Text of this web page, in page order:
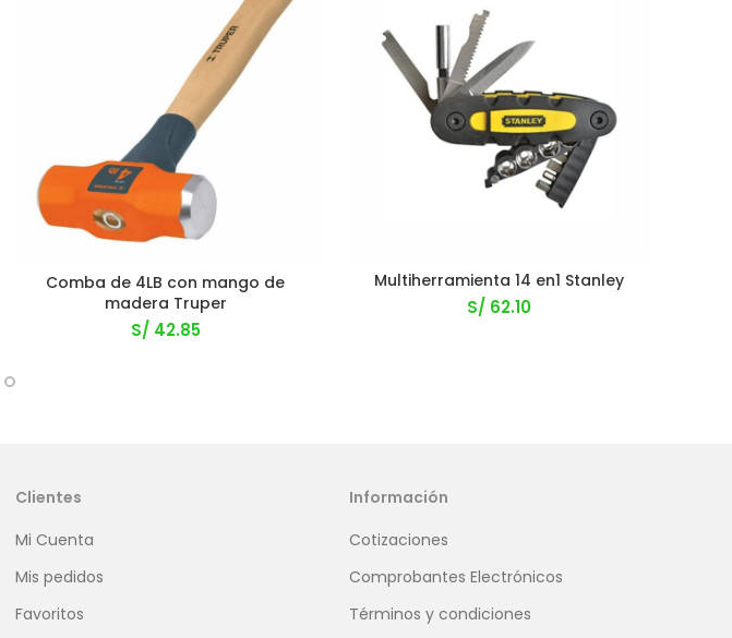
Comba de 4LB con mango de
madera Truper
S/ 42.85
Multiherramienta 14 en1 Stanley
S/62.10
Clientes
Mi Cuenta
Mis pedidos
Favoritos
Información
Cotizaciones
Comprobantes Electrónicos
Términos y condiciones